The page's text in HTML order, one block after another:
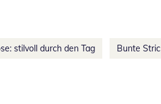
stilvoll durch den Tag Bunte